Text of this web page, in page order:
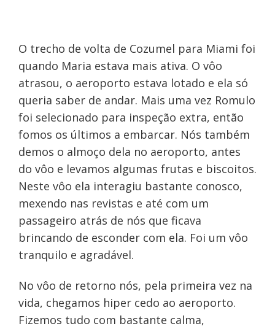
O trecho de volta de Cozumel para Miami foi
quando Maria estava mais ativa. O vôo
atrasou, o aeroporto estava lotado e ela só
queria saber de andar. Mais uma vez Romulo
foi selecionado para inspeção extra, então
fomos os últimos a embarcar. Nós também
demos o almoço dela no aeroporto, antes
do vôo e levamos algumas frutas e biscoitos.
Neste vôo ela interagiu bastante conosco,
mexendo nas revistas e até com um
passageiro atrás de nós que ficava
brincando de esconder com ela. Foi um vôo
tranquilo e agradável.
No vôo de retorno nós, pela primeira vez na
vida, chegamos hiper cedo ao aeroporto.
Fizemos tudo com bastante calma,